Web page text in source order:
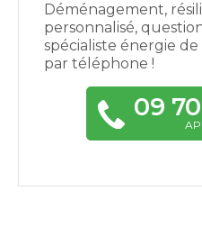
Déménagement,
personnalisé,
spécialiste énergie de
par téléphone !
09